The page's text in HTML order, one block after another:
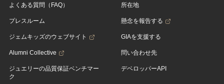
よくある質問（FAQ）
プレスルーム
ジェムキッズのウェブサイト
Alumni Collective
ジュエリーの品質保証ベンチマー
ク
所在地
懸念を報告する
GIAを支援する
問い合わせ先
デベロッパーAPI